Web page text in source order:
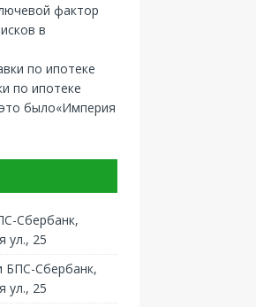
фактор
в
по ипотеке
«Империя
Сбербанк,
ул., 25
БПС-Сбербанк,
ул., 25